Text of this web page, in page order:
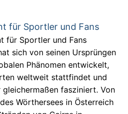
für Sportler und Fans
sich von seinen Ursprüngen
Phänomen entwickelt,
weltweit stattfindet und
fasziniert. Von
Wörthersees in Österreich